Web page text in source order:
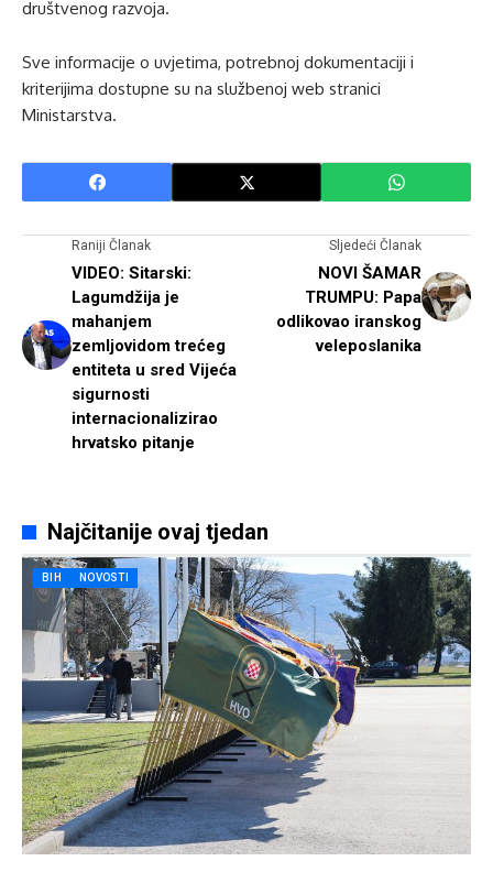
društvenog razvoja.
Sve informacije o uvjetima, potrebnoj dokumentaciji i
kriterijima dostupne su na službenoj web stranici
Ministarstva.
Raniji Članak
VIDEO: Sitarski:
Lagumdžija je
mahanjem
zemljovidom trećeg
entiteta u sred Vijeća
sigurnosti
internacionalizirao
hrvatsko pitanje
Sljedeći Članak
NOVI ŠAMAR
TRUMPU: Papa
odlikovao iranskog
veleposlanika
Najčitanije ovaj tjedan
BIH NOVOSTI